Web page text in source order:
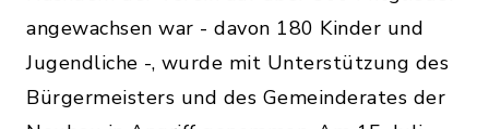
angewachsen war - davon 180 Kinder und
Jugendliche -, wurde mit Unterstützung des
Bürgermeisters und des Gemeinderates der